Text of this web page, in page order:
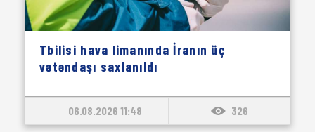
Tbilisi hava limanında İranın üç
vətəndaşı saxlanıldı
06.08.2026 11:48 326